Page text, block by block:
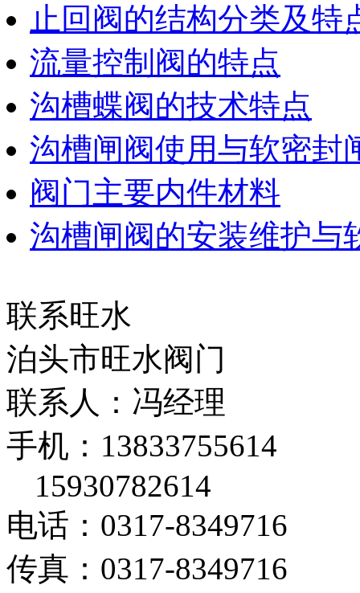
止回阀的结构分类及特
流量控制阀的特点
沟槽蝶阀的技术特点
沟槽闸阀使用与软密封
阀门主要内件材料
沟槽闸阀的安装维护与
联系旺水
泊头市旺水阀门
联系人：冯经理
手机：13833755614
15930782614
电话：0317-8349716
传真：0317-8349716